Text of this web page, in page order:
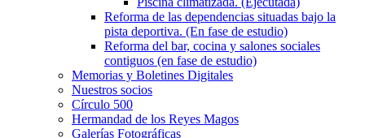
Reforma de las dependencias situadas bajo la
pista deportiva. (En fase de estudio)
Reforma del bar, cocina y salones sociales
contiguos (en fase de estudio)
Memorias y Boletines Digitales
Nuestros socios
Círculo 500
Hermandad de los Reyes Magos
Galerías Fotográficas